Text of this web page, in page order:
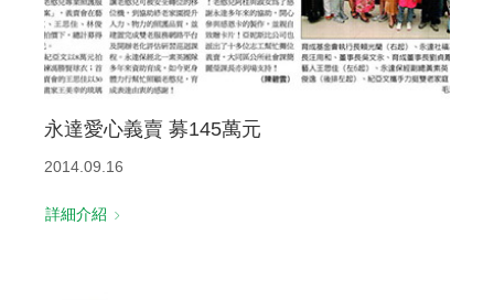
永達愛心義賣 募145萬元
2014.09.16
詳細介紹